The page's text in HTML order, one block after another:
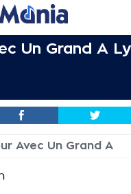
Un Grand A
Avec Un Grand A